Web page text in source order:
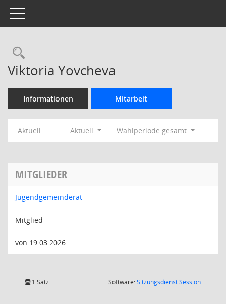
Toggle navigation
Rechercheauswahl
Viktoria Yovcheva
Informationen Mitarbeit
Aktuell Aktuell Wahlperiode gesamt
MITGLIEDER
Jugendgemeinderat
Mitglied
von 19.03.2026
1 Satz Software:SitzungsdienstSession(Wird in